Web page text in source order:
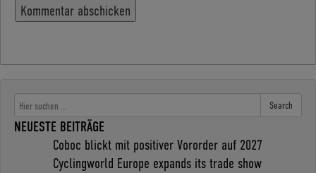
Search
NEUESTE BEITRÄGE
Coboc blickt mit positiver Vororder auf 2027
Cyclingworld Europe expands its trade show